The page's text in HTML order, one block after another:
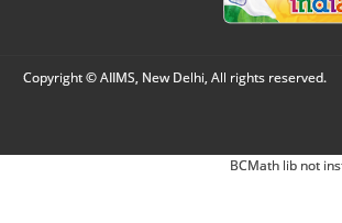
Copyright © AIIMS, New Delhi, All rights reserved.
BCMath lib not